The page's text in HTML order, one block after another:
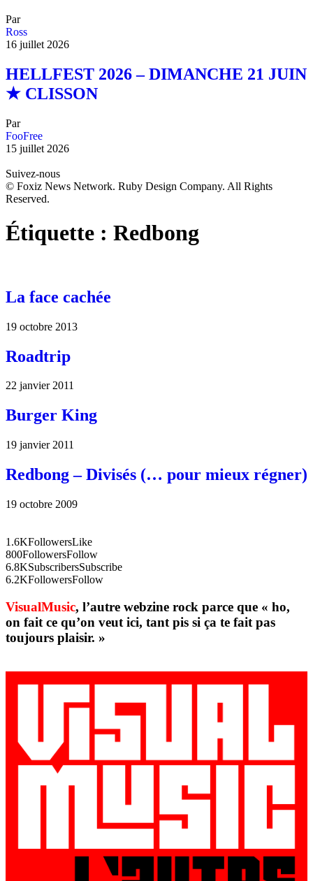
Par
Ross
16 juillet 2026
HELLFEST 2026 – DIMANCHE 21 JUIN
★ CLISSON
Par
FooFree
15 juillet 2026
Suivez-nous
© Foxiz News Network. Ruby Design Company. All Rights
Reserved.
Étiquette : Redbong
La face cachée
19 octobre 2013
Roadtrip
22 janvier 2011
Burger King
19 janvier 2011
Redbong – Divisés (… pour mieux régner)
19 octobre 2009
1.6KFollowersLike
800FollowersFollow
6.8KSubscribersSubscribe
6.2KFollowersFollow
VisualMusic, l’autre webzine rock parce que « ho,
on fait ce qu’on veut ici, tant pis si ça te fait pas
toujours plaisir. »